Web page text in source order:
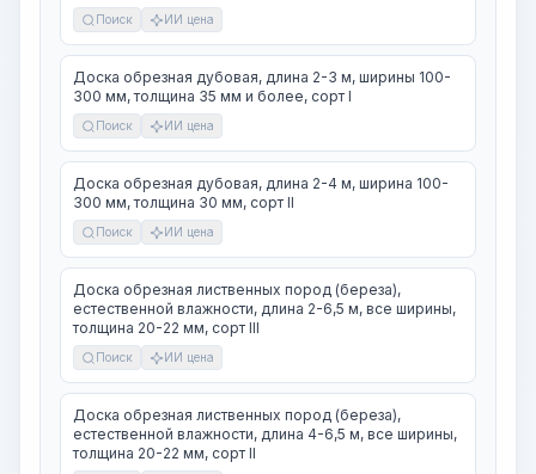
Поиск ИИ цена
Доска обрезная дубовая, длина 2-3 м, ширины 100-
300 мм, толщина 35 мм и более, сорт I
Поиск ИИ цена
Доска обрезная дубовая, длина 2-4 м, ширина 100-
300 мм, толщина 30 мм, сорт II
Поиск ИИ цена
Доска обрезная лиственных пород (береза),
естественной влажности, длина 2-6,5 м, все ширины,
толщина 20-22 мм, сорт III
Поиск ИИ цена
Доска обрезная лиственных пород (береза),
естественной влажности, длина 4-6,5 м, все ширины,
толщина 20-22 мм, сорт II